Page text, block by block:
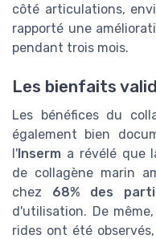
côté articulations,
rapporté une
pendant trois mois.
Les bienfaits
Les bénéfices du
également bien
l'Inserm a révélé que
de collagène marin
chez 68% des
d'utilisation. De
rides ont été